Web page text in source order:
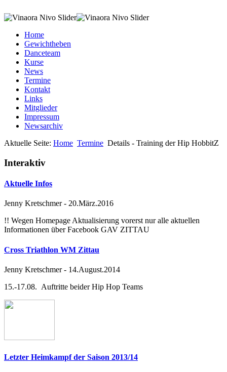
Home
Gewichtheben
Danceteam
Kurse
News
Termine
Kontakt
Links
Mitglieder
Impressum
Newsarchiv
Aktuelle Seite: Home Termine Details - Training der Hip HobbitZ
Interaktiv
Aktuelle Infos
Jenny Kretschmer- 20.März.2016
!! Wegen Homepage Aktualisierung vorerst nur alle aktuellen
Informationen über Facebook GAV ZITTAU
Cross Triathlon WM Zittau
Jenny Kretschmer- 14.August.2014
15.-17.08. Auftritte beider Hip Hop Teams
Letzter Heimkampf der Saison 2013/14